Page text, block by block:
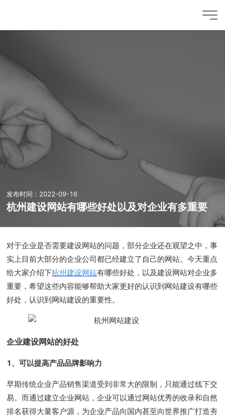
发布时间：2022-09-16
杭州建设网站有哪些好处以及对企业有多重要
对于企业是否需要建设网站的问题，部分企业还在观望之中，事
实上目前大部分的企业公司都已经建立了自己的网站。今天重点
给大家介绍下杭州建设网站有哪些好处 ，以及建设网站对企业多
重要 ，希望这些内容能够帮助大家更好的认识到网站建设有哪些
好处，认识到网站建设的重要性。
企业建设网站的好处
1、可以提高产品品牌影响力
早期传统企业产品销售渠道受到非常大的限制，只能通过线下交
易。而通过建立企业网站，企业可以通过网站优秀的收录和自然
排名获得大量客户源，为企业产品向国内甚至向世界推广打造夯